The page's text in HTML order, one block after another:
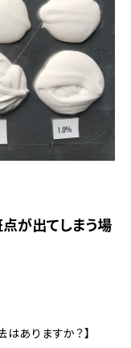
が出てしまう場
はありますか？】